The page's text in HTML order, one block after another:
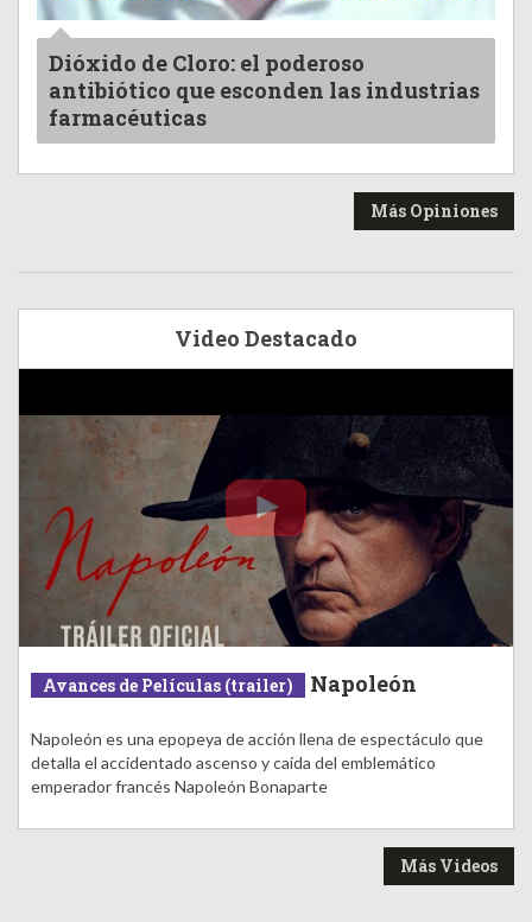
Dióxido de Cloro: el poderoso
antibiótico que esconden las industrias
farmacéuticas
Más Opiniones
Video Destacado
Avances de Películas (trailer) Napoleón
Napoleón es una epopeya de acción llena de espectáculo que
detalla el accidentado ascenso y caída del emblemático
emperador francés Napoleón Bonaparte
Más Videos